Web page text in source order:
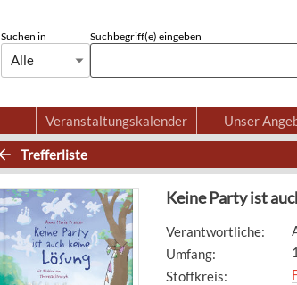
Suchen in
Alle
Suchbegriff(e) eingeben
Veranstaltungskalender Unser
Trefferliste
Keine Party ist
Verantwortliche:
Umfang:
Stoffkreis: